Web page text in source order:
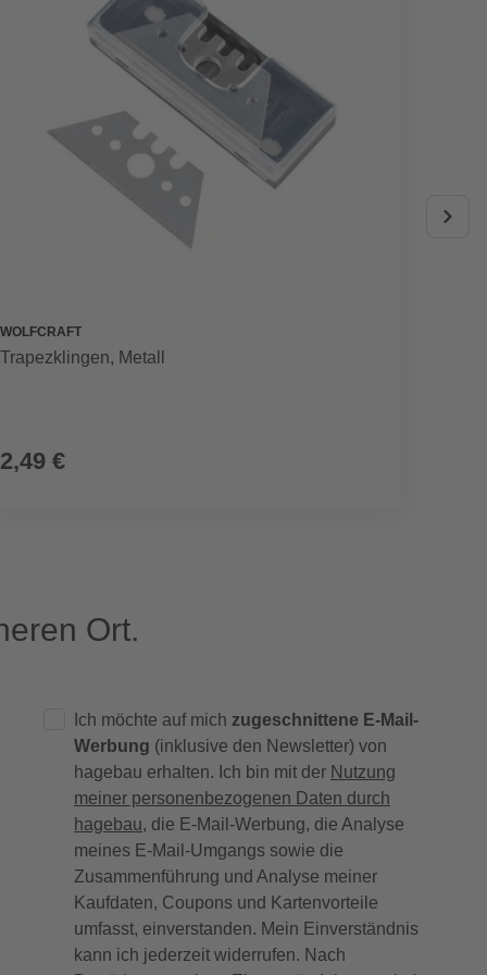
WOLFCRAFT
Trapezklingen, Metall
2,49 €
Ort.
Ich möchte auf mich zugeschnittene E-Mail-
Werbung (inklusive den Newsletter) von
hagebau erhalten. Ich bin mit der Nutzung
meiner personenbezogenen Daten durch
hagebau, die E-Mail-Werbung, die Analyse
meines E-Mail-Umgangs sowie die
Zusammenführung und Analyse meiner
Kaufdaten, Coupons und Kartenvorteile
umfasst, einverstanden. Mein Einverständnis
kann ich jederzeit widerrufen. Nach